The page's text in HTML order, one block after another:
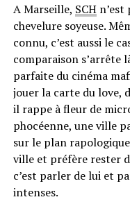
A Marseille, SCHn’est
chevelure soyeuse.
connu, c’est aussi le
comparaison s’arrête
parfaite du cinéma
jouer la carte du love,
il rappe à fleur de
phocéenne, une ville
sur le plan
ville et préfère rester
c’est parler de lui et
intenses.